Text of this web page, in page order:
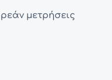
μετρήσεις